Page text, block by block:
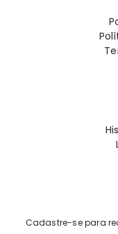
Cadastre-se para